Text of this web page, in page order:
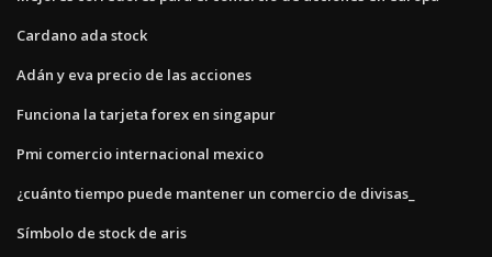
Cardano ada stock
Adán y eva precio de las acciones
Funciona la tarjeta forex en singapur
Pmi comercio internacional mexico
¿cuánto tiempo puede mantener un comercio de divisas_
Símbolo de stock de aris